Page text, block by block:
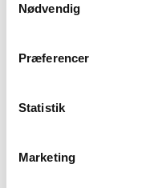
Nødvendig
Præferencer
Statistik
Marketing
HIRSEVÆNGET 6 7870